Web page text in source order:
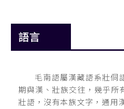
語言
毛南語屬漢藏語系壯侗
期與漢、壯族交往，幾乎所
壯語，沒有本族文字，通用